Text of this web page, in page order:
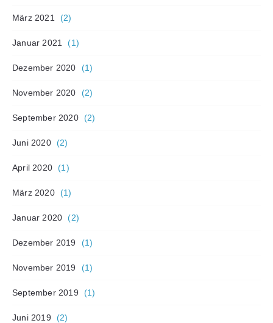
März 2021 (2)
Januar 2021 (1)
Dezember 2020 (1)
November 2020 (2)
September 2020 (2)
Juni 2020 (2)
April 2020 (1)
März 2020 (1)
Januar 2020 (2)
Dezember 2019 (1)
November 2019 (1)
September 2019 (1)
Juni 2019 (2)